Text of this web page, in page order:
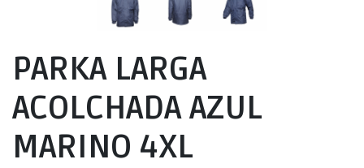
PARKA LARGA
ACOLCHADA AZUL
MARINO 4XL